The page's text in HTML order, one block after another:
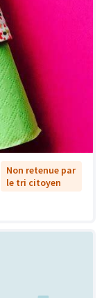
Non retenue par
le tri citoyen